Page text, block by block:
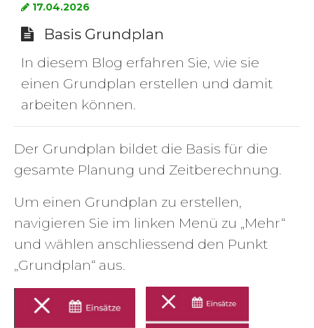
17.04.2026
Basis Grundplan
In diesem Blog erfahren Sie, wie sie
einen Grundplan erstellen und damit
arbeiten können.
Der Grundplan bildet die Basis für die
gesamte Planung und Zeitberechnung.
Um einen Grundplan zu erstellen,
navigieren Sie im linken Menü zu „Mehr“
und wählen anschliessend den Punkt
„Grundplan“ aus.